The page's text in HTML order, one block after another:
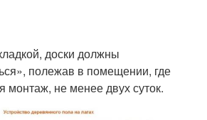
доски должны
полежав в помещении, где
монтаж, не менее двух суток.